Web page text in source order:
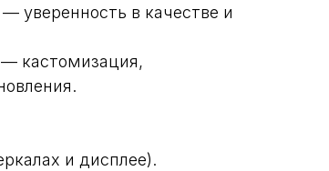
уверенность в качестве и
кастомизация,
и дисплее).